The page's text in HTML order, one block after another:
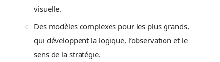
visuelle.
Des modèles complexes pour les plus grands,
qui développent la logique, l’observation et le
sens de la stratégie.